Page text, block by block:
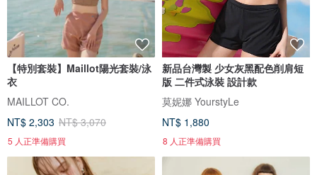
【特別套裝】Maillot陽光套裝/泳
衣
MAILLOT CO.
NT$ 2,303 NT$ 3,070
5 人正準備購買
新品台灣製 少女灰黑配色削肩短
版 二件式泳裝 設計款
莫妮娜 YourstyLe
NT$ 1,880
8 人正準備購買